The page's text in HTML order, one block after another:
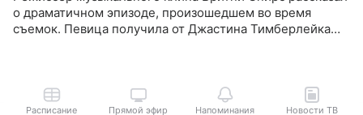
о драматичном эпизоде, произошедшем во время
съемок. Певица получила от Джастина Тимберлейка
Расписание Прямой эфир Напоминания Новости ТВ